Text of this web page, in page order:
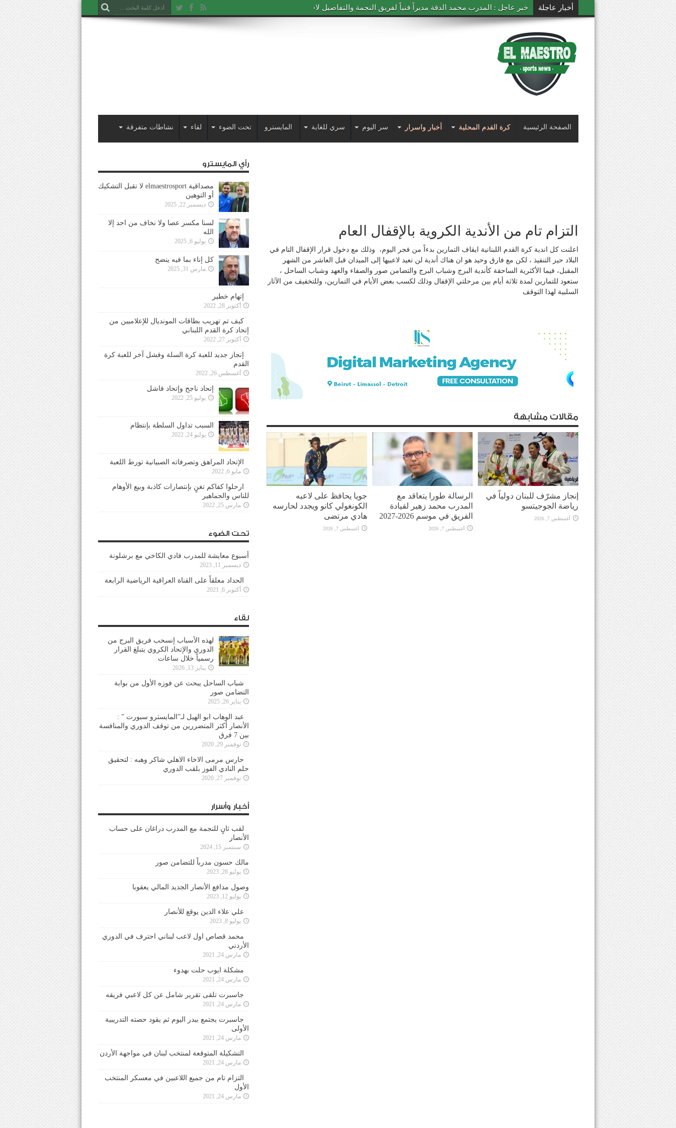
أخبار عاجلة خبر عاجل : المدرب محمد الدقة مديراً فنياً لفريق النجمة والتفاصيل لاحقاً
الصفحة الرئيسية كرة القدم المحلية أخبار واسرار سر اليوم سري للغاية المايسترو تحت الضوء لقاء نشاطات متفرقة
التزام تام من الأندية الكروية بالإقفال العام
اعلنت كل اندية كرة القدم اللبنانية ايقاف التمارين بدءاً من فجر اليوم، وذلك مع دخول قرار الإقفال التام في
البلاد حيز التنفيذ ، لكن مع فارق وحيد هو ان هناك أندية لن تعيد لاعبيها إلى الميدان قبل العاشر من الشهر
المقبل، فيما الأكثرية الساحقة كأندية البرج وشباب البرج والتضامن صور والصفاء والعهد وشباب الساحل ،
ستعود للتمارين لمدة ثلاثة أيام بين مرحلتي الإقفال وذلك لكسب بعض الأيام في التمارين، وللتخفيف من الآثار
السلبية لهذا التوقف
مقالات مشابهة
إنجاز مشرّف للبنان دولياً في
رياضة الجوجيتسو
أغسطس 7, 2026
الرسالة طورا يتعاقد مع
المدرب محمد زهير لقيادة
الفريق في موسم 2026-2027
أغسطس 7, 2026
جويا يحافظ على لاعبه
الكونغولي كانو ويجدد لحارسه
هادي مرتضى
أغسطس 7, 2026
رأي المايسترو
مصداقية elmaestrosport لا تقبل التشكيك
أو التوهين
ديسمبر 22, 2025
لسنا مكسر عصا ولا نخاف من احد إلا
الله
يوليو 6, 2025
كل إناء بما فيه ينضح
مارس 31, 2025
إتهام خطير
أكتوبر 28, 2022
كيف تم تهريب بطاقات المونديال للإعلاميين من
إتحاد كرة القدم اللبناني
أكتوبر 27, 2022
إنجاز جديد للعبة كرة السلة وفشل آخر للعبة كرة
القدم
أغسطس 26, 2022
إتحاد ناجح وإتحاد فاشل
يوليو 25, 2022
السبب تداول السلطة بإنتظام
يوليو 24, 2022
الإتحاد المراهق وتصرفاته الصبيانية تورط اللعبة
مايو 6, 2022
ارحلوا كفاكم تغنٍ بإنتصارات كاذبة وبيع الأوهام
للناس والجماهير
مارس 25, 2022
تحت الضوء
أسبوع معايشة للمدرب فادي الكاخي مع برشلونة
ديسمبر 11, 2023
الحداد معلقاً على القناة العراقية الرياضية الرابعة
أكتوبر 6, 2021
لقاء
لهذه الأسباب إنسحب فريق البرج من
الدوري والإتحاد الكروي يتبلغ القرار
رسمياً خلال ساعات
يناير 13, 2026
شباب الساحل يبحث عن فوزه الأول من بوابة
التضامن صور
يناير 26, 2025
عبد الوهاب ابو الهيل لـ”المايسترو سبورت ” :
الأنصار أكثر المتضررين من توقف الدوري والمنافسة
بين 7 فرق
نوفمبر 29, 2020
حارس مرمى الاخاء الاهلي شاكر وهبه : لتحقيق
حلم النادي الفوز بلقب الدوري
نوفمبر 27, 2020
أخبار وأسرار
لقب ثانٍ للنجمة مع المدرب دراغان على حساب
الأنصار
سبتمبر 15, 2024
مالك حسون مدرباً للتضامن صور
يوليو 28, 2023
وصول مدافع الأنصار الجديد المالي يعقوبا
يوليو 12, 2023
علي علاء الدين يوقع للأنصار
يوليو 8, 2023
محمد قصاص اول لاعب لبناني احترف في الدوري
الأردني
مارس 24, 2021
مشكلة ايوب حلت بهدوء
مارس 24, 2021
جاسبرت تلقى تقرير شامل عن كل لاعبي فريقه
مارس 24, 2021
جاسبرت يجتمع ببدر اليوم ثم يقود حصته التدريبية
الأولى
مارس 24, 2021
التشكيلة المتوقعة لمنتخب لبنان في مواجهة الأردن
مارس 24, 2021
التزام تام من جميع اللاعبين في معسكر المنتخب
الأول
مارس 24, 2021